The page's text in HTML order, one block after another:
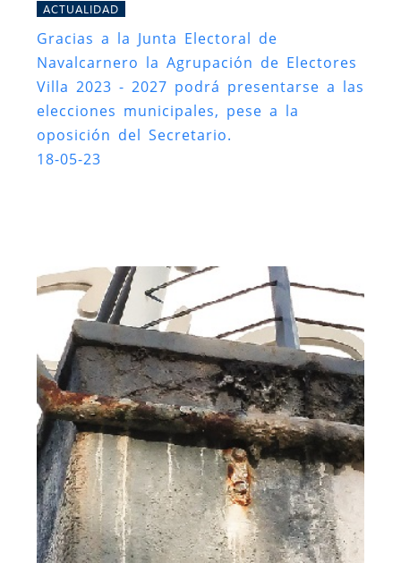
ACTUALIDAD
Gracias a la Junta Electoral de
Navalcarnero la Agrupación de Electores
Villa 2023 - 2027 podrá presentarse a las
elecciones municipales, pese a la
oposición del Secretario.
18-05-23